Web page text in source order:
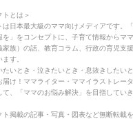
トとは＞
は日本最大級のママ向けメディアです。
を」をコンセプトに、子育て情報からマ
家族）の話、教育コラム、行政の育児支
す。
たいとき・泣きたいとき・息抜きしたい
届け！ママライター・ママイラストレー
て、「ママのお悩み解決」を目指していき
掲載の記事・写真・図表など無断転載を